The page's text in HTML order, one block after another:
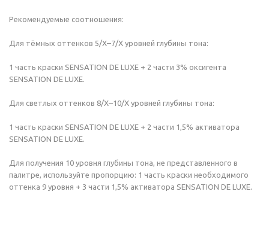
Рекомендуемые соотношения:
Для тёмных оттенков 5/Х–7/Х уровней глубины тона:
1 часть краски SENSATION DE LUXE + 2 части 3% оксигента
SENSATION DE LUXE.
Для светлых оттенков 8/Х–10/Х уровней глубины тона:
1 часть краски SENSATION DE LUXE + 2 части 1,5% активатора
SENSATION DE LUXE.
Для получения 10 уровня глубины тона, не представленного в
палитре, используйте пропорцию: 1 часть краски необходимого
оттенка 9 уровня + 3 части 1,5% активатора SENSATION DE LUXE.